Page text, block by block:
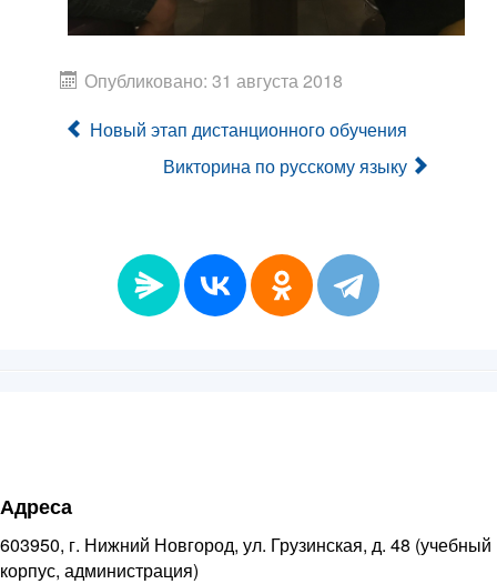
Опубликовано: 31 августа 2018
Новый этап дистанционного обучения
Викторина по русскому языку
Адреса
603950, г. Нижний Новгород, ул. Грузинская, д. 48 (учебный
корпус, администрация)